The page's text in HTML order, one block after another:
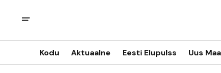
Kodu Aktuaalne Eesti Elupulss Uus